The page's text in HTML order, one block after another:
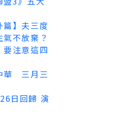
篇】夫三度
不放棄？
注意這四
華 三月三
日回歸 演